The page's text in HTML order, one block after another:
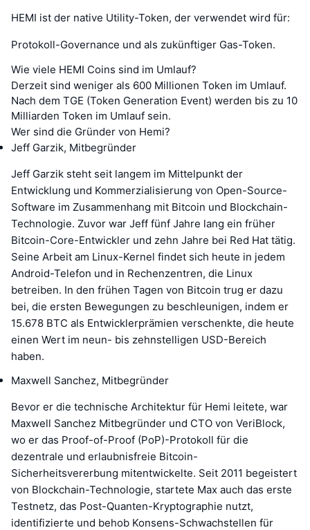
HEMI ist der native Utility-Token, der verwendet wird für:
Protokoll-Governance und als zukünftiger Gas-Token.
Wie viele HEMI Coins sind im Umlauf?
Derzeit sind weniger als 600 Millionen Token im Umlauf.
Nach dem TGE (Token Generation Event) werden bis zu 10
Milliarden Token im Umlauf sein.
Wer sind die Gründer von Hemi?
Jeff Garzik, Mitbegründer
Jeff Garzik steht seit langem im Mittelpunkt der
Entwicklung und Kommerzialisierung von Open-Source-
Software im Zusammenhang mit Bitcoin und Blockchain-
Technologie. Zuvor war Jeff fünf Jahre lang ein früher
Bitcoin-Core-Entwickler und zehn Jahre bei Red Hat tätig.
Seine Arbeit am Linux-Kernel findet sich heute in jedem
Android-Telefon und in Rechenzentren, die Linux
betreiben. In den frühen Tagen von Bitcoin trug er dazu
bei, die ersten Bewegungen zu beschleunigen, indem er
15.678 BTC als Entwicklerprämien verschenkte, die heute
einen Wert im neun- bis zehnstelligen USD-Bereich
haben.
Maxwell Sanchez, Mitbegründer
Bevor er die technische Architektur für Hemi leitete, war
Maxwell Sanchez Mitbegründer und CTO von VeriBlock,
wo er das Proof-of-Proof (PoP)-Protokoll für die
dezentrale und erlaubnisfreie Bitcoin-
Sicherheitsvererbung mitentwickelte. Seit 2011 begeistert
von Blockchain-Technologie, startete Max auch das erste
Testnetz, das Post-Quanten-Kryptographie nutzt,
identifizierte und behob Konsens-Schwachstellen für